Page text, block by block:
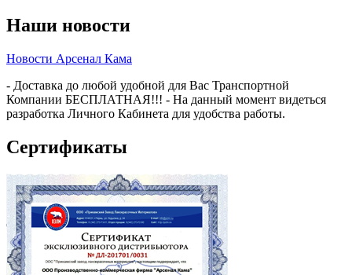
Наши новости
Новости Арсенал Кама
- Доставка до любой удобной для Вас Транспортной
Компании БЕСПЛАТНАЯ!!! - На данный момент видеться
разработка Личного Кабинета для удобства работы.
Сертификаты